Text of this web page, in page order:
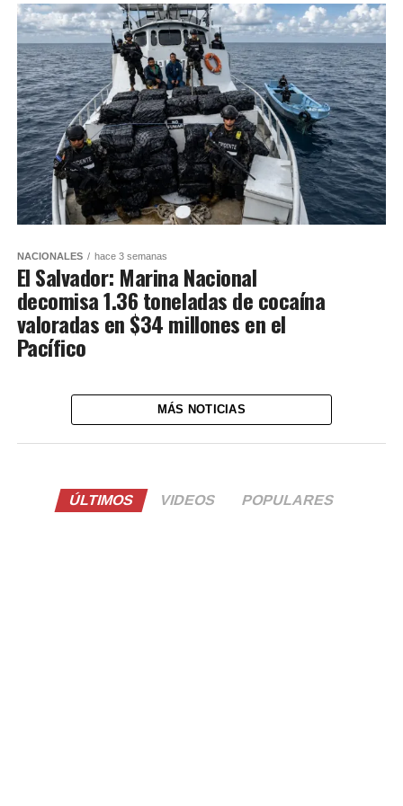
NACIONALES hace 3 semanas
El Salvador: Marina Nacional
decomisa 1.36 toneladas de cocaína
valoradas en $34 millones en el
Pacífico
MÁS NOTICIAS
ÚLTIMOS VIDEOS POPULARES